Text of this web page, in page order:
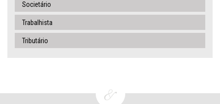
Societário
Trabalhista
Tributário